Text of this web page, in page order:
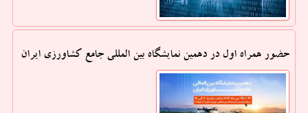
حضور همراه اول در دهمین نمایشگاه بین المللی جامع کشاورزی ایران